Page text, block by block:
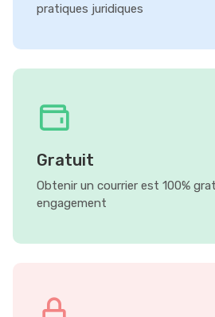
pratiques juridiques
Gratuit
Obtenir un courrier est 100%
engagement